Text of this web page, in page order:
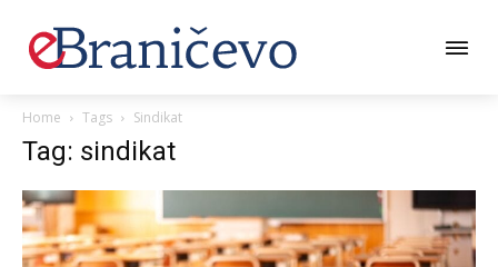
Home Tags Sindikat
Tag: sindikat